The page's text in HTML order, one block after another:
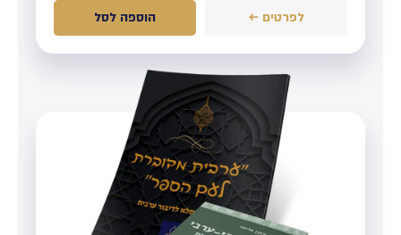
לפרטים ← הוספה לסל